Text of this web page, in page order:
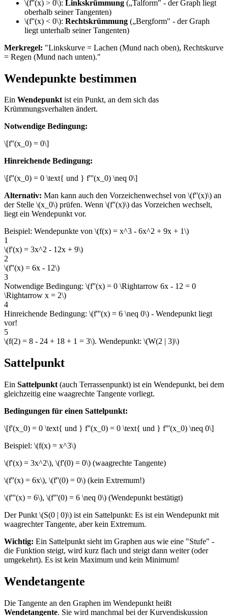
\(f''(x) > 0\): Linkskrümmung („Talform" - der Graph liegt
oberhalb seiner Tangenten)
\(f''(x) < 0\): Rechtskrümmung („Bergform" - der Graph
liegt unterhalb seiner Tangenten)
Merkregel: "Linkskurve = Lachen (Mund nach oben), Rechtskurve
= Regen (Mund nach unten)."
Wendepunkte bestimmen
Ein Wendepunktist ein Punkt, an dem sich das
Krümmungsverhalten ändert.
Notwendige Bedingung:
\[f''(x_0) = 0\]
Hinreichende Bedingung:
\[f''(x_0) = 0 \text{ und } f'''(x_0) \neq 0\]
Alternativ: Man kann auch den Vorzeichenwechsel von \(f''(x)\) an
der Stelle \(x_0\) prüfen. Wenn \(f''(x)\) das Vorzeichen wechselt,
liegt ein Wendepunkt vor.
Beispiel: Wendepunkte von \(f(x) = x^3 - 6x^2 + 9x + 1\)
1
\(f'(x) = 3x^2 - 12x + 9\)
2
\(f''(x) = 6x - 12\)
3
Notwendige Bedingung: \(f''(x) = 0 \Rightarrow 6x - 12 = 0
\Rightarrow x = 2\)
4
Hinreichende Bedingung: \(f'''(x) = 6 \neq 0\) - Wendepunkt liegt
vor!
5
\(f(2) = 8 - 24 + 18 + 1 = 3\). Wendepunkt: \(W(2 | 3)\)
Sattelpunkt
Ein Sattelpunkt (auch Terrassenpunkt) ist ein Wendepunkt, bei dem
gleichzeitig eine waagrechte Tangente vorliegt.
Bedingungen für einen Sattelpunkt:
\[f'(x_0) = 0 \text{ und } f''(x_0) = 0 \text{ und } f'''(x_0) \neq 0\]
Beispiel: \(f(x) = x^3\)
\(f'(x) = 3x^2\), \(f'(0) = 0\) (waagrechte Tangente)
\(f''(x) = 6x\), \(f''(0) = 0\) (kein Extremum!)
\(f'''(x) = 6\), \(f'''(0) = 6 \neq 0\) (Wendepunkt bestätigt)
Der Punkt \(S(0 | 0)\) ist ein Sattelpunkt: Es ist ein Wendepunkt mit
waagrechter Tangente, aber kein Extremum.
Wichtig: Ein Sattelpunkt sieht im Graphen aus wie eine "Stufe" -
die Funktion steigt, wird kurz flach und steigt dann weiter (oder
umgekehrt). Es ist kein Maximum und kein Minimum!
Wendetangente
Die Tangente an den Graphen im Wendepunkt heißt
Wendetangente. Sie wird manchmal bei der Kurvendiskussion